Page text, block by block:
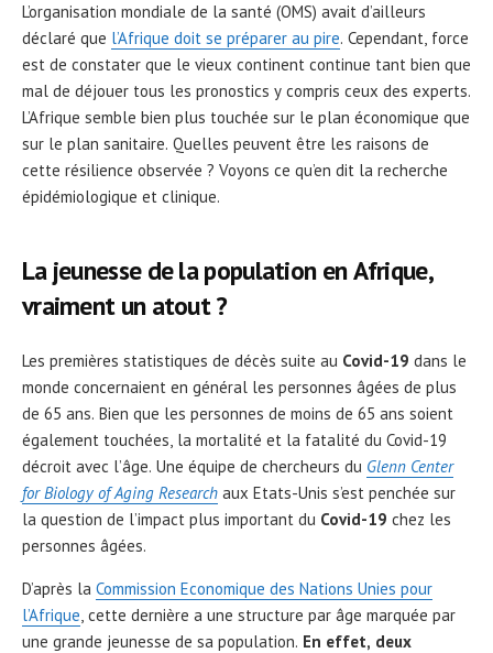
L’organisation mondiale de la santé (OMS) avait d’ailleurs
déclaré que l’Afrique doit se préparer au pire. Cependant, force
est de constater que le vieux continent continue tant bien que
mal de déjouer tous les pronostics y compris ceux des experts.
L’Afrique semble bien plus touchée sur le plan économique que
sur le plan sanitaire. Quelles peuvent être les raisons de
cette résilience observée ? Voyons ce qu’en dit la recherche
épidémiologique et clinique.
La jeunesse de la population en Afrique,
vraiment un atout ?
Les premières statistiques de décès suite au Covid-19 dans le
monde concernaient en général les personnes âgées de plus
de 65 ans. Bien que les personnes de moins de 65 ans soient
également touchées, la mortalité et la fatalité du Covid-19
décroit avec l’âge. Une équipe de chercheurs du Glenn Center
for Biology of Aging Research aux Etats-Unis s’est penchée sur
la question de l’impact plus important du Covid-19 chez les
personnes âgées.
D’après la Commission Economique des Nations Unies pour
l’Afrique, cette dernière a une structure par âge marquée par
une grande jeunesse de sa population. En effet, deux